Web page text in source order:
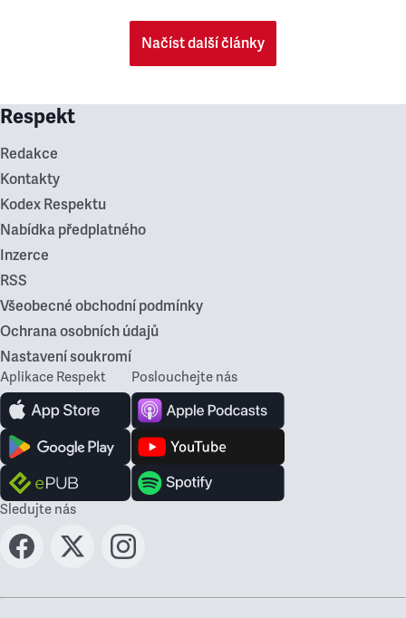
Načíst další články
Respekt
Redakce
Kontakty
Kodex Respektu
Nabídka předplatného
Inzerce
RSS
Všeobecné obchodní podmínky
Ochrana osobních údajů
Nastavení soukromí
Aplikace Respekt Poslouchejte nás
Sledujte nás